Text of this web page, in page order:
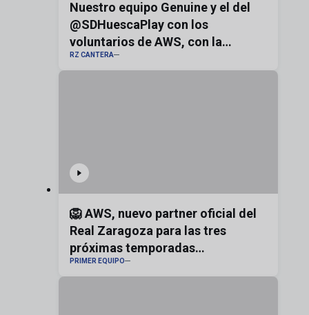
Nuestro equipo Genuine y el del
@SDHuescaPlay con los
voluntarios de AWS, con la
bandera de Aragón
RZ CANTERA
🦁 AWS, nuevo partner oficial del
Real Zaragoza para las tres
próximas temporadas
#realzaragoza
PRIMER EQUIPO